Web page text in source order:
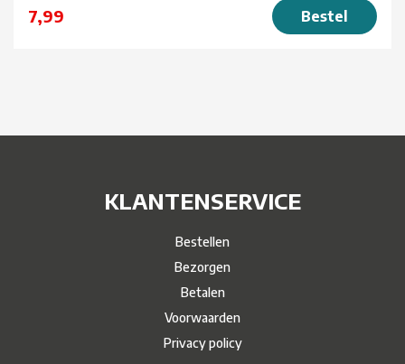
7,99 Bestel
KLANTENSERVICE
Bestellen
Bezorgen
Betalen
Voorwaarden
Privacy policy